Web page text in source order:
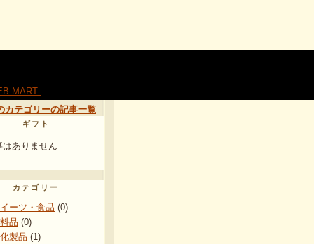
カテゴリーの記事一覧
ギフト
はありません
カテゴリー
ーツ・食品 (0)
品 (0)
製品 (1)